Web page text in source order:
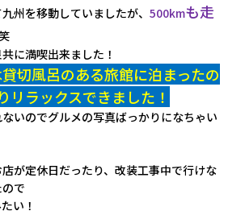
州を移動していましたが、500kmも走
に満喫出来ました！
切風呂のある旅館に泊まったの
リラックスできました！
ないのでグルメの写真ばっかりになちゃい
が定休日だったり、改装工事中で行けな
で
い！